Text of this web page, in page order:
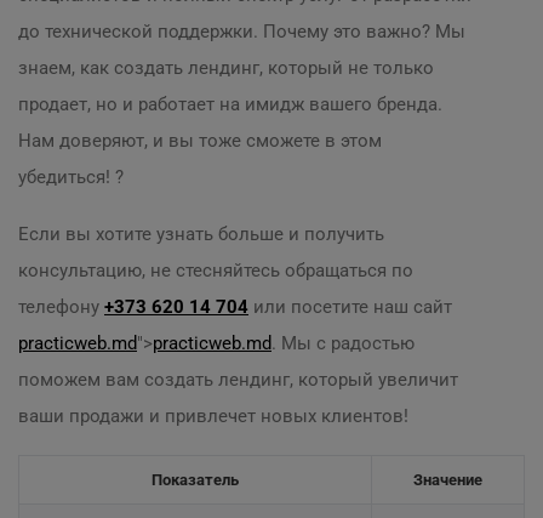
до технической поддержки. Почему это важно? Мы
знаем, как создать лендинг, который не только
продает, но и работает на имидж вашего бренда.
Нам доверяют, и вы тоже сможете в этом
убедиться! ?
Если вы хотите узнать больше и получить
консультацию, не стесняйтесь обращаться по
телефону +373 620 14 704 или посетите наш сайт
practicweb.md">practicweb.md. Мы с радостью
поможем вам создать лендинг, который увеличит
ваши продажи и привлечет новых клиентов!
Показатель Значение